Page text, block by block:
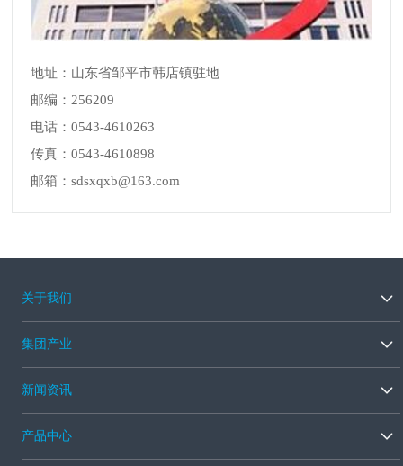
地址：山东省邹平市韩店镇驻地
邮编：256209
电话：0543-4610263
传真：0543-4610898
邮箱：sdsxqxb@163.com
关于我们
集团产业
新闻资讯
产品中心